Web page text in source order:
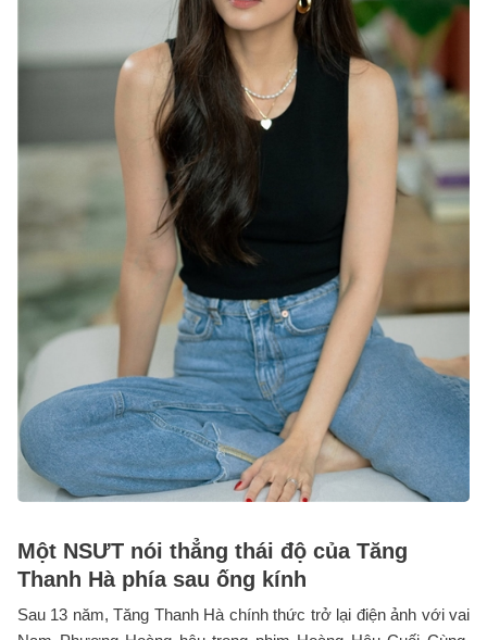
Một NSƯT nói thẳng thái độ của Tăng
Thanh Hà phía sau ống kính
Sau 13 năm, Tăng Thanh Hà chính thức trở lại điện ảnh với vai